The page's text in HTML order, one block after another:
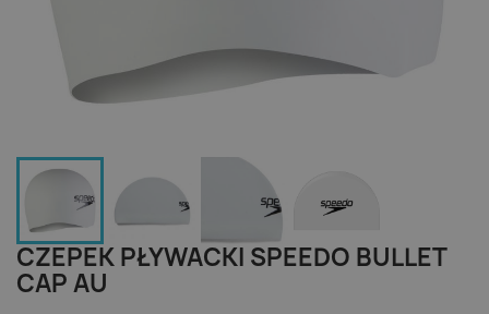
CZEPEK PŁYWACKI SPEEDO BULLET
CAP AU